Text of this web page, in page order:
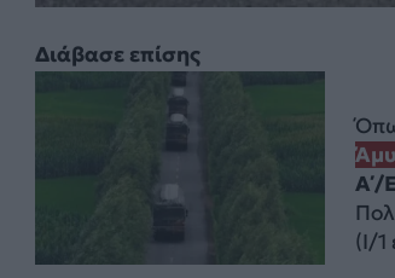
Διάβασε επίσης
Α΄/
(Ι/